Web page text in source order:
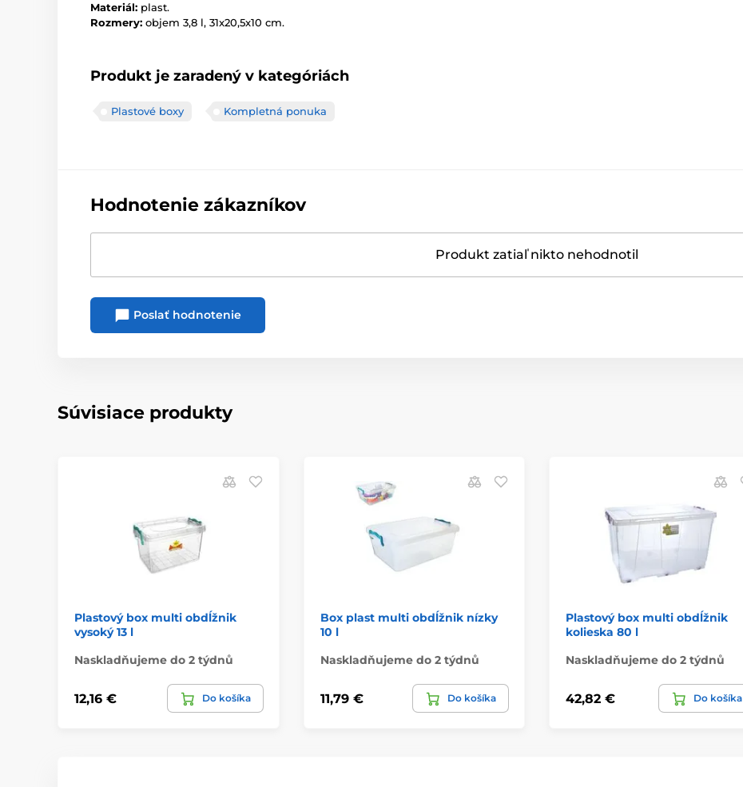
Materiál: plast.
Rozmery: objem 3,8 l, 31x20,5x10 cm.
Produkt je zaradený v kategóriách
Plastové boxy Kompletná ponuka
Hodnotenie zákazníkov
Produkt zatiaľ nikto nehodnotil
Poslať hodnotenie
Súvisiace produkty
Plastový box multi obdĺžnik
vysoký 13 l
Naskladňujeme do 2 týdnů
12,16 € Do košíka
Box plast multi obdĺžnik nízky
10 l
Naskladňujeme do 2 týdnů
11,79 € Do košíka
Plastový box multi obdĺžnik
kolieska 80 l
Naskladňujeme do 2 týdnů
42,82 € Do košíka